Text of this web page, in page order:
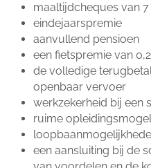
maaltijdcheques van
eindejaarspremie
aanvullend pensioen
een fietspremie van
de volledige
openbaar vervoer
werkzekerheid bij een
ruime
een aansluiting bij de